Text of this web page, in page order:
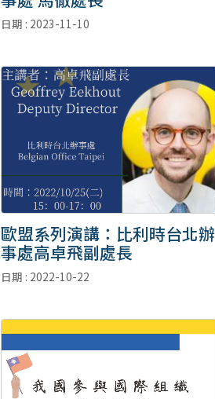
日期 : 2023-11-10
歐盟系列演講：比利時台北辦
事處高卓飛副處長
日期 : 2022-10-22